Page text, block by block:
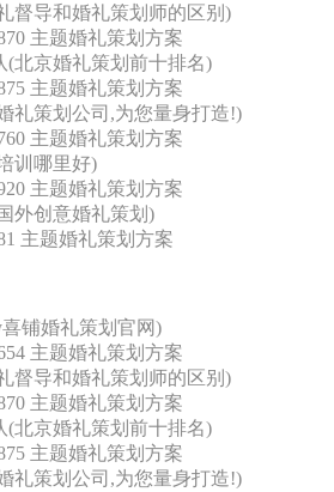
督导和婚礼策划师的区别)
主题婚礼策划方案
(北京婚礼策划前十排名)
主题婚礼策划方案
礼策划公司,为您量身打造!)
主题婚礼策划方案
训哪里好)
主题婚礼策划方案
外创意婚礼策划)
主题婚礼策划方案
铺婚礼策划官网)
主题婚礼策划方案
督导和婚礼策划师的区别)
主题婚礼策划方案
(北京婚礼策划前十排名)
主题婚礼策划方案
礼策划公司,为您量身打造!)